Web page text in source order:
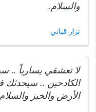
والسلام.
نزار قباني
لا تعشقي يسارياً ..
الكادحين .. سيحدثك
الأرض والخبز